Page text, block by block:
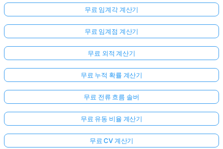
무료 임계각 계산기
무료 임계점 계산기
무료 외적 계산기
무료 누적 확률 계산기
무료 전류 흐름 솔버
무료 유동 비율 계산기
무료 CV 계산기